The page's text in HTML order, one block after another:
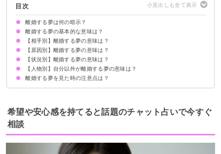
目次
離婚する夢は何の暗示？
離婚する夢の基本的な意味は？
①パートナーとの別れに不安を感じている暗示
②相手のことを強く想っている暗示
状況によって意味が決まる
【相手別】離婚する夢の意味は？
旦那・妻と離婚する夢【警告夢】
知らない人と離婚する夢【願望夢】
元彼と離婚する夢【願望夢】
芸能人と離婚する夢【吉夢】
【原因別】離婚する夢の意味は？
浮気されて離婚する夢【凶夢】
自分が浮気して離婚する夢【警告夢】
喧嘩して離婚する夢【吉夢】
性格や価値観が合わず離婚する夢【警告夢】
経済的な問題で離婚する夢【警告夢】
暴力を受けて離婚する夢【凶夢・吉夢】
【状況別】離婚する夢の意味は？
離婚を切り出す夢【願望夢】
離婚届を書く・出す夢【凶夢】
離婚して泣く夢【凶夢】
離婚を切り出される夢【吉夢】
離婚して再婚する夢【吉夢】
未婚・独身なのに離婚する夢【吉夢】
妊娠中に離婚する夢【吉夢】
死産・流産して離婚する夢【凶夢・吉夢】
離婚して後悔する夢【願望夢】
離婚について話し合う夢【願望夢】
離婚調停の夢【凶夢】
離婚して引っ越しする夢【吉夢】
【人物別】自分以外が離婚する夢の意味は？
両親が離婚する夢【吉夢】
友達が離婚する夢【警告夢・吉夢】
兄・弟が離婚する夢【吉夢】
姉・妹が離婚する夢【吉夢】
元旦那・元妻が離婚する夢【凶夢】
祖父母が離婚する夢【吉夢】
芸能人が離婚する夢【警告夢】
好きな人が離婚する夢【警告夢】
離婚する夢を見た時の注意点は？
吉夢なら話さず警告夢や凶夢は人に話す
希望や安心感を持てると話題のチャット占いで今すぐ
相談